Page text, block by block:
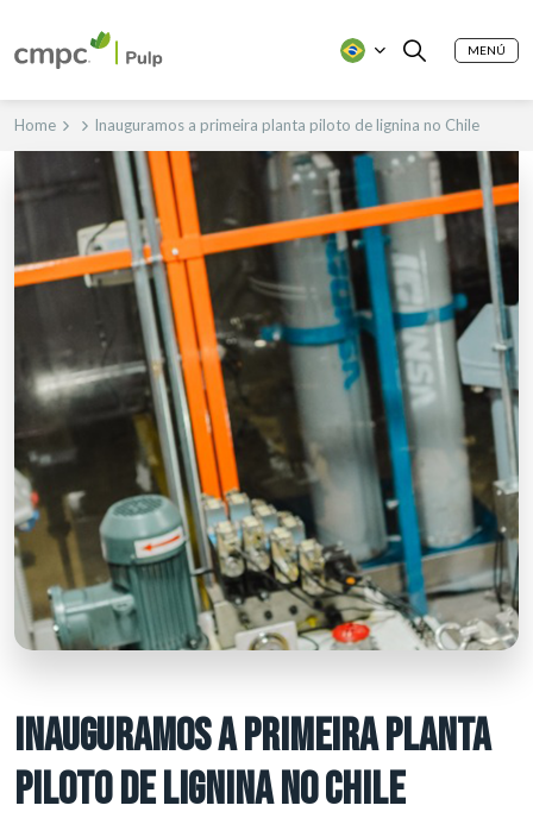
MENÚ
Home Inauguramos a primeira planta piloto de lignina no Chile
INAUGURAMOS A PRIMEIRA PLANTA
PILOTO DE LIGNINA NO CHILE